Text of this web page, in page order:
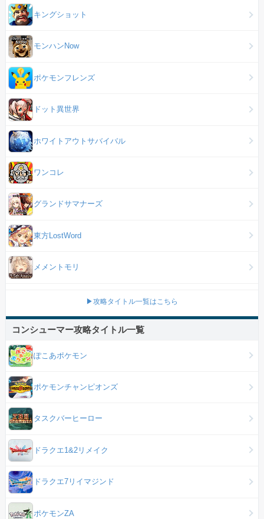
キングショット
モンハンNow
ポケモンフレンズ
ドット異世界
ホワイトアウトサバイバル
ワンコレ
グランドサマナーズ
東方LostWord
メメントモリ
▶攻略タイトル一覧はこちら
コンシューマー攻略タイトル一覧
ぽこあポケモン
ポケモンチャンピオンズ
タスクバーヒーロー
ドラクエ1&2リメイク
ドラクエ7リイマジンド
ポケモンZA